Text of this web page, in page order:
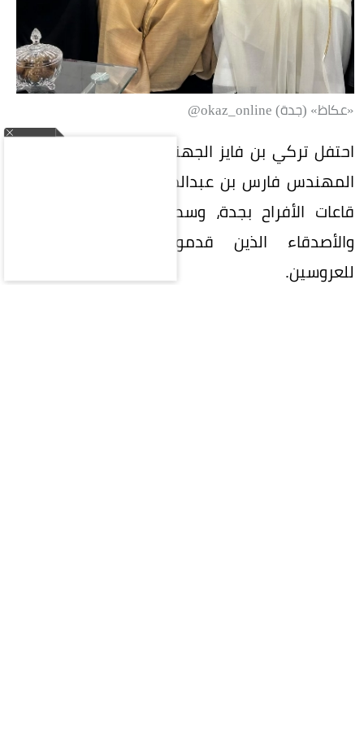
«عكاظ» (جدة) okaz_online@
احتفل تركي بن فايز الجهني بعقد قران ابنته على
المهندس فارس بن عبدالمنعم الجهني في إحدى
قاعات الأفراح بجدة، وسط حضور عدد من الأهل
والأصدقاء الذين قدموا التهاني والتبريكات
للعروسين.